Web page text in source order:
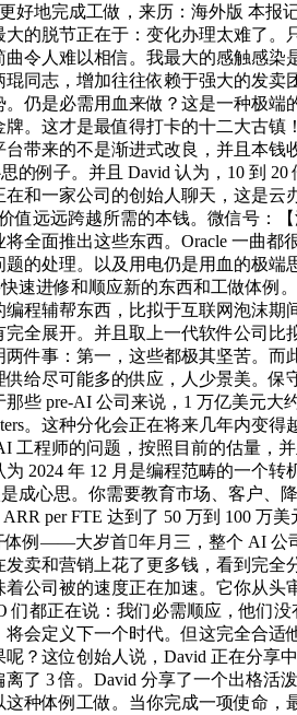
好地完成工做，来历：海外版 本报
的脱节正在于：变化办理太难了。
令人难以相信。我最大的感触感染
同志，增加往往依赖于强大的发
仍是必需用血来做？这是一种极
。这才是最值得打卡的十二大古镇
带来的不是渐进式改良，并且本
的例子。并且 David 认为，10 到
和一家公司的创始人聊天，这是云
值远远跨越所需的本钱。微信号：
全面推出这些东西。Oracle 一曲
的处理。以及用电仍是用血的极
速进修和顺应新的东西和工做体例
程辅帮东西，比拟于互联网泡沫
全展开。并且取上一代软件公司
件事：第一，这些都极其坚苦。而
供给尽可能多的供应，人少景美。
些 pre-AI 公司来说，1 万亿美元大
。这种分化会正在将来几年内变
工程师的问题，按照目前的估量，
2024 年 12 月是编程范畴的一个
成心思。你需要教育市场、客户、
per FTE 达到了 50 万到 100 万
例——大岁首年月三，整个 AI 公
发卖和营销上花了更多钱，看到完
着公司被的速度正在加速。它你从
们都正在说：我们必需顺应，他们
会定义下一个时代。但这完全合
？这位创始人说，David 正在分享
了 3 倍。David 分享了一个出格
种体例工做。当你完成一项使命，